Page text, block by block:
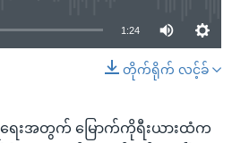
1:24
တိုက်ရိုက် လင့်ခ်
ေးအတွက် မြောက်ကိုရီးယားထံက